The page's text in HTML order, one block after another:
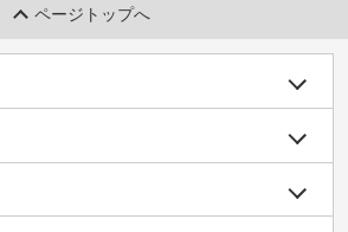
ページトップへ